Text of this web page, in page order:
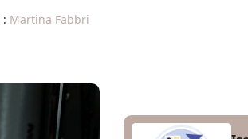
: Martina Fabbri